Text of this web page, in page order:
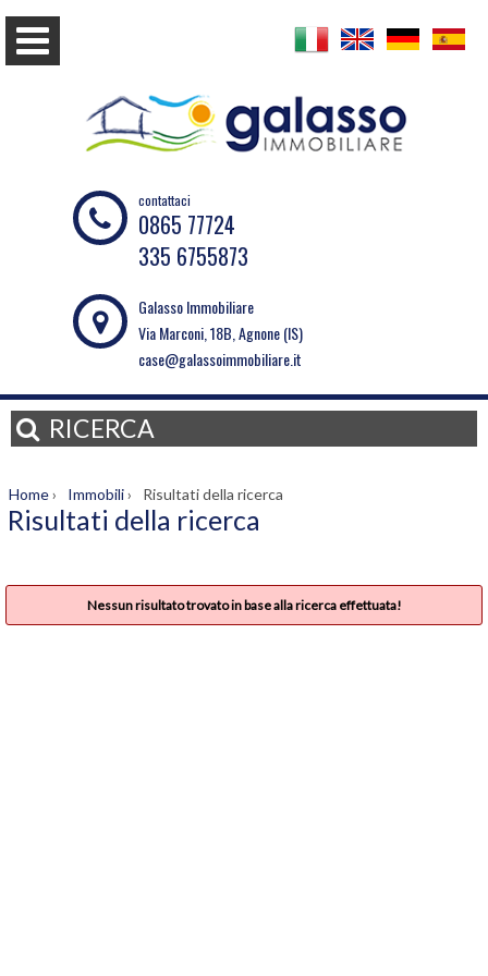
contattaci
0865 77724
335 6755873
Galasso Immobiliare
Via Marconi, 18B, Agnone (IS)
case@galassoimmobiliare.it
RICERCA
Home› Immobili› Risultati della ricerca
Risultati della ricerca
Nessun risultato trovato in base alla ricerca effettuata!